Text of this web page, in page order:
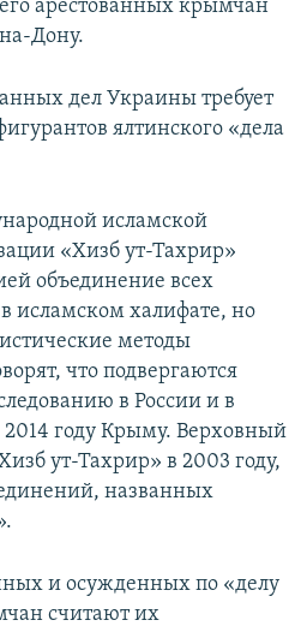
арестованных крымчан
Дону.
дел Украины требует
ялтинского «дела
исламской
«Хизб ут-Тахрир»
объединение всех
исламском халифате, но
методы
что подвергаются
в России и в
году Крыму. Верховный
ут-Тахрир» в 2003 году,
названных
и осужденных по «делу
считают их